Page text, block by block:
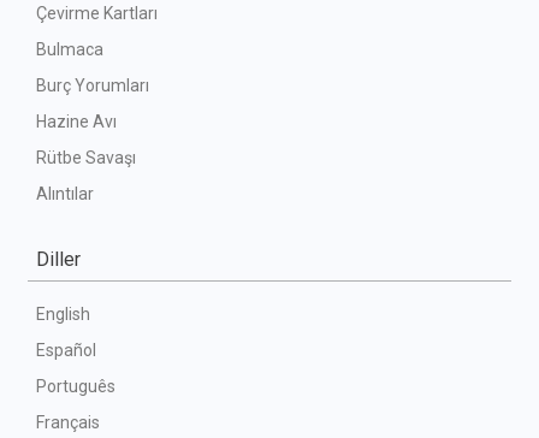
Çevirme Kartları
Bulmaca
Burç Yorumları
Hazine Avı
Rütbe Savaşı
Alıntılar
Diller
English
Español
Português
Français